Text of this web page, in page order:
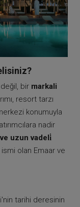
bir markali
resort tarzı
konumuyla
nadir
uzun vadeli̇
olan Emaar ve
tarihi deresinin